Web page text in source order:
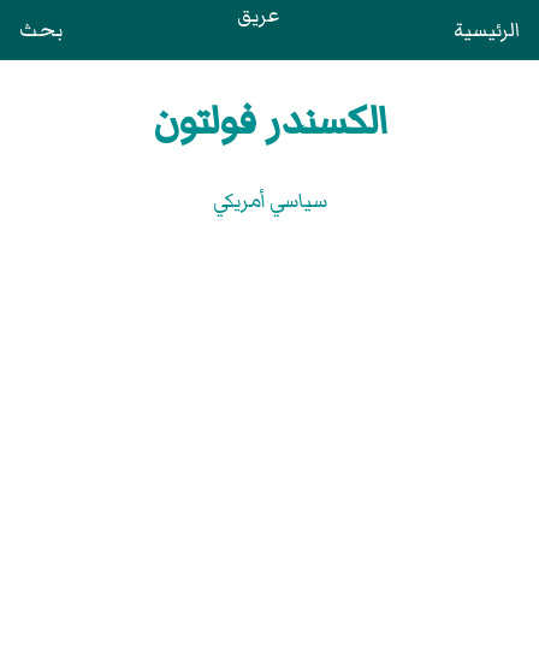
الرئيسية عريق بحث
الكسندر فولتون
سياسي أمريكي